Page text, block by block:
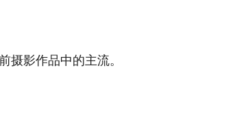
摄影作品中的主流。